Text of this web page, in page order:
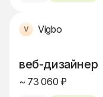
Vigbo
веб-дизайнер
~ 73 060 ₽